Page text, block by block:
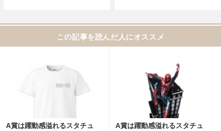
この記事を読んだ人にオススメ
A賞は躍動感溢れるスタチュ
A賞は躍動感溢れるスタチュ